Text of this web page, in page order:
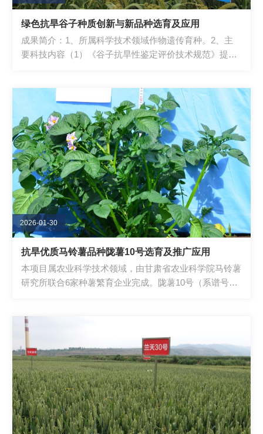
绿色抗旱谷子种质创新与新品种选育及应用
成果简介：1、所属科学技术领域作物遗传育种。2、主
要科技内容（1）《谷子抗旱性鉴定评价技术规范》提出
2026-01-30
抗旱优质马铃薯品种陇薯10号选育及推广应用
本项目属农业科学技术领域，由甘肃省农业科学院马铃薯
研究所联合6家种薯繁育企业完成。陇薯10号（系谱号92-